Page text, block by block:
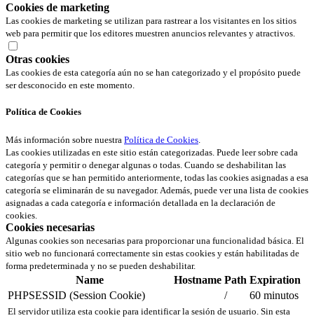
Cookies de marketing
Las cookies de marketing se utilizan para rastrear a los visitantes en los sitios
web para permitir que los editores muestren anuncios relevantes y atractivos.
Otras cookies
Las cookies de esta categoría aún no se han categorizado y el propósito puede
ser desconocido en este momento.
Política de Cookies
Más información sobre nuestra Política de Cookies.
Las cookies utilizadas en este sitio están categorizadas. Puede leer sobre cada
categoría y permitir o denegar algunas o todas. Cuando se deshabilitan las
categorías que se han permitido anteriormente, todas las cookies asignadas a esa
categoría se eliminarán de su navegador. Además, puede ver una lista de cookies
asignadas a cada categoría e información detallada en la declaración de
cookies.
Cookies necesarias
Algunas cookies son necesarias para proporcionar una funcionalidad básica. El
sitio web no funcionará correctamente sin estas cookies y están habilitadas de
forma predeterminada y no se pueden deshabilitar.
Name Hostname Path Expiration
PHPSESSID (Session Cookie)
/ 60 minutos
El servidor utiliza esta cookie para identificar la sesión de usuario. Sin esta